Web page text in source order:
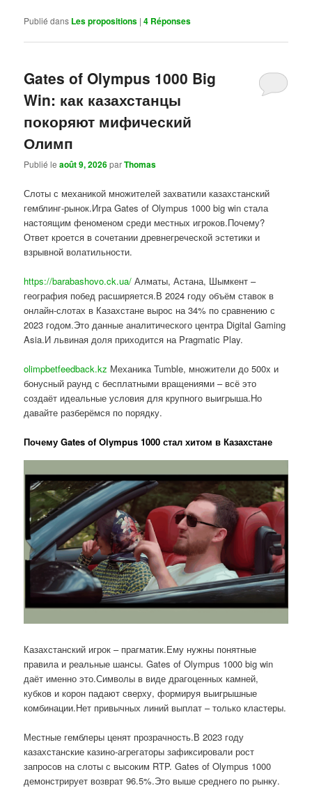
Publié dans Les propositions |4 Réponses
Gates of Olympus 1000 Big
Win: как казахстанцы
покоряют мифический
Олимп
Publié leaoût 9, 2026parThomas
Слоты с механикой множителей захватили казахстанский
гемблинг-рынок.Игра Gates of Olympus 1000 big win стала
настоящим феноменом среди местных игроков.Почему?
Ответ кроется в сочетании древнегреческой эстетики и
взрывной волатильности.
https://barabashovo.ck.ua/ Алматы, Астана, Шымкент –
география побед расширяется.В 2024 году объём ставок в
онлайн-слотах в Казахстане вырос на 34% по сравнению с
2023 годом.Это данные аналитического центра Digital Gaming
Asia.И львиная доля приходится на Pragmatic Play.
olimpbetfeedback.kz Механика Tumble, множители до 500x и
бонусный раунд с бесплатными вращениями – всё это
создаёт идеальные условия для крупного выигрыша.Но
давайте разберёмся по порядку.
Почему Gates of Olympus 1000 стал хитом в Казахстане
Казахстанский игрок – прагматик.Ему нужны понятные
правила и реальные шансы. Gates of Olympus 1000 big win
даёт именно это.Символы в виде драгоценных камней,
кубков и корон падают сверху, формируя выигрышные
комбинации.Нет привычных линий выплат – только кластеры.
Местные гемблеры ценят прозрачность.В 2023 году
казахстанские казино-агрегаторы зафиксировали рост
запросов на слоты с высоким RTP. Gates of Olympus 1000
демонстрирует возврат 96.5%.Это выше среднего по рынку.